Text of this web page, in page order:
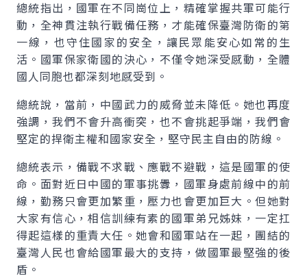
總統指出，國軍在不同崗位上，精確掌握共軍可能行
動，全神貫注執行戰備任務，才能確保臺灣防衛的第
一線，也守住國家的安全，讓民眾能安心如常的生
活。國軍保家衛國的決心，不僅令她深受感動，全體
國人同胞也都深刻地感受到。
總統說，當前，中國武力的威脅並未降低。她也再度
強調，我們不會升高衝突，也不會挑起爭端，我們會
堅定的捍衛主權和國家安全，堅守民主自由的防線。
總統表示，備戰不求戰、應戰不避戰，這是國軍的使
命。面對近日中國的軍事挑釁，國軍身處前線中的前
線，勤務只會更加繁重，壓力也會更加巨大。但她對
大家有信心，相信訓練有素的國軍弟兄姊妹，一定扛
得起這樣的重責大任。她會和國軍站在一起，團結的
臺灣人民也會給國軍最大的支持，做國軍最堅強的後
盾。